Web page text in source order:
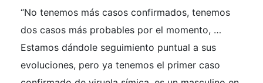
“No tenemos más casos confirmados, tenemos
dos casos más probables por el momento, …
Estamos dándole seguimiento puntual a sus
evoluciones, pero ya tenemos el primer caso